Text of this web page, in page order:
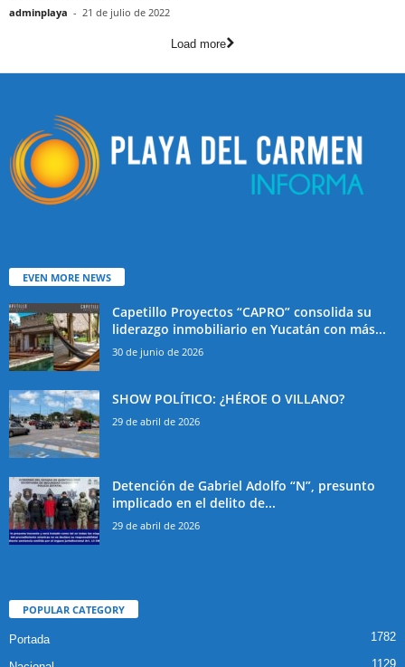
adminplaya - 21 de julio de 2022
Load more
EVEN MORE NEWS
Capetillo Proyectos “CAPRO” consolida su
liderazgo inmobiliario en Yucatán con más...
30 de junio de 2026
SHOW POLÍTICO: ¿HÉROE O VILLANO?
29 de abril de 2026
Detención de Gabriel Adolfo “N”, presunto
implicado en el delito de...
29 de abril de 2026
POPULAR CATEGORY
Portada 1782
1129